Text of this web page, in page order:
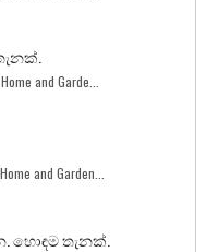
and Garde...
and Garden...
හොඳම තැනක්.